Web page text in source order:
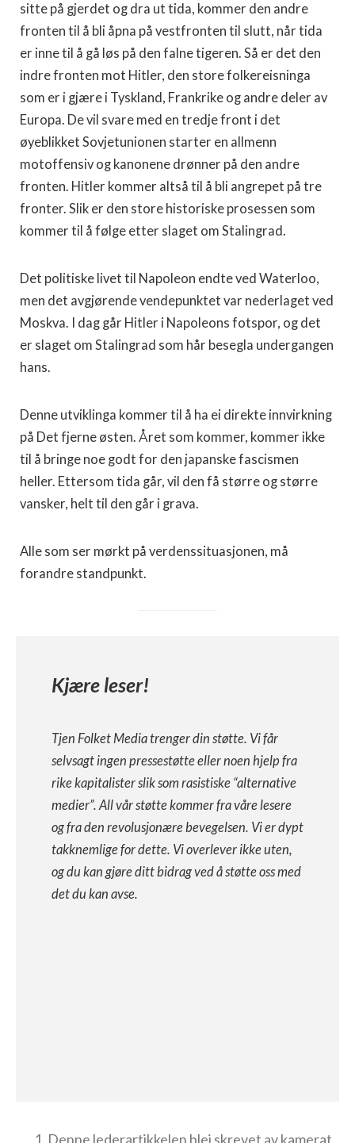
sitte på gjerdet og dra ut tida, kommer den andre
fronten til å bli åpna på vestfronten til slutt, når tida
er inne til å gå løs på den falne tigeren. Så er det den
indre fronten mot Hitler, den store folkereisninga
som er i gjære i Tyskland, Frankrike og andre deler av
Europa. De vil svare med en tredje front i det
øyeblikket Sov­jetunionen starter en allmenn
motoffensiv og kanonene drønner på den andre
fronten. Hitler kommer altså til å bli angrepet på tre
fronter. Slik er den store historiske prosessen som
kommer til å følge etter sla­get om Stalingrad.
Det politiske livet til Napoleon endte ved Waterloo,
men det avgjø­rende vendepunktet var nederlaget ved
Moskva. I dag går Hitler i Na­poleons fotspor, og det
er slaget om Stalingrad som hår besegla under­gangen
hans.
Denne utviklinga kommer til å ha ei direkte innvirkning
på Det fjer­ne østen. Året som kommer, kommer ikke
til å bringe noe godt for den japanske fascismen
heller. Ettersom tida går, vil den få større og større
vansker, helt til den går i grava.
Alle som ser mørkt på verdenssituasjonen, må
forandre standpunkt.
Kjære leser!
Tjen Folket Media trenger din støtte. Vi får
selvsagt ingen pressestøtte eller noen hjelp fra
rike kapitalister slik som rasistiske “alternative
medier”. All vår støtte kommer fra våre lesere
og fra den revolusjonære bevegelsen. Vi er dypt
takknemlige for dette. Vi overlever ikke uten,
og du kan gjøre ditt bidrag ved å støtte oss med
det du kan avse.
Denne lederartikkelen blei skrevet av kamerat